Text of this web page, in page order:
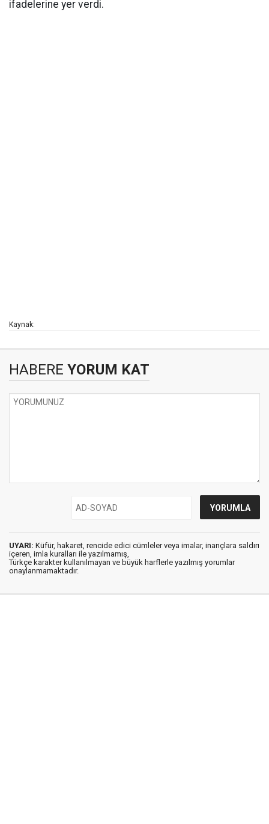
ifadelerine yer verdi.
Kaynak:
HABERE YORUM KAT
UYARI: Küfür, hakaret, rencide edici cümleler veya imalar, inançlara saldırı
içeren, imla kuralları ile yazılmamış,
Türkçe karakter kullanılmayan ve büyük harflerle yazılmış yorumlar
onaylanmamaktadır.